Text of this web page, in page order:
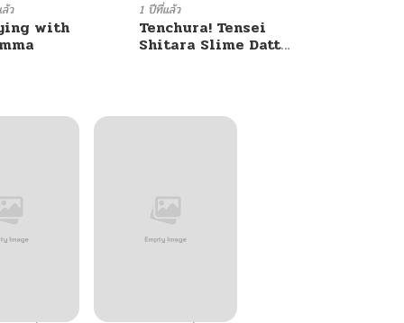
ว
with
1 ปีที่แล้ว
Tenchura! Tensei
Shitara Slime Datta